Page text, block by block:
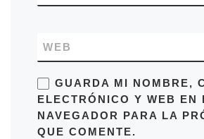
WEB
GUARDA MI NOMBRE,
ELECTRÓNICO Y WEB EN
NAVEGADOR PARA LA
QUE COMENTE.